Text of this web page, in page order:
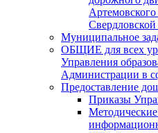
Муниципальное
ОБЩИЕ для всех
Управления
Администрации в
Предоставление
Приказы